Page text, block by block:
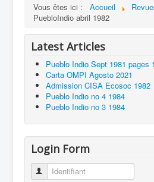
Vous êtes ici : Accueil
PuebloIndio abril 1982
Latest Articles
Pueblo Indio Sept 1981 pages
Carta OMPI Agosto 2021
Admission CISA Ecosoc 1982
Pueblo Indio no 4 1984
Pueblo Indio no 3 1984
Login Form
Identifiant